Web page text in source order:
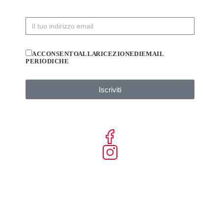
ACCONSENTO ALLA RICEZIONE DI EMAIL
PERIODICHE
Iscriviti